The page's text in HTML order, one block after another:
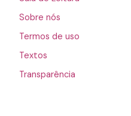
Sobre nós
Termos de uso
Textos
Transparência